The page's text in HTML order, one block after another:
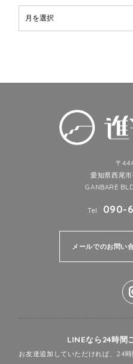
〒
愛知県西尾市
GANBARE
Tel. 090-
メールでのお問い
LINEなら24時間
お友達追加していただければ、24